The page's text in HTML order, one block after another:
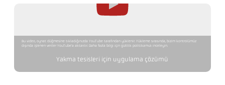
Bu video, oynat düğmesine tıkladığınızda YouTube tarafından yüklenir. Yükleme sırasında, bizim kontrolümüz
dışında işlenen veriler YouTube'a aktarılır. Daha fazla bilgi için gizlilik politikamızı inceleyin.
Yakma tesisleri için uygulama çözümü